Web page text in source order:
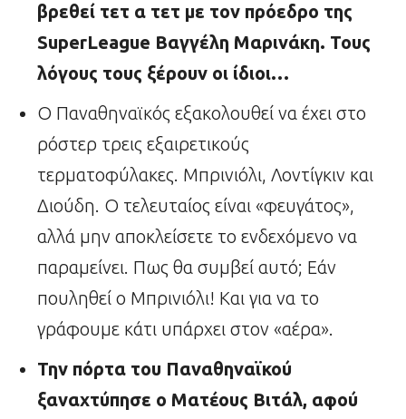
βρεθεί τετ α τετ με τον πρόεδρο της
SuperLeague Βαγγέλη Μαρινάκη. Τους
λόγους τους ξέρουν οι ίδιοι…
Ο Παναθηναϊκός εξακολουθεί να έχει στο
ρόστερ τρεις εξαιρετικούς
τερματοφύλακες. Μπρινιόλι, Λοντίγκιν και
Διούδη. Ο τελευταίος είναι «φευγάτος»,
αλλά μην αποκλείσετε το ενδεχόμενο να
παραμείνει. Πως θα συμβεί αυτό; Εάν
πουληθεί ο Μπρινιόλι! Και για να το
γράφουμε κάτι υπάρχει στον «αέρα».
Την πόρτα του Παναθηναϊκού
ξαναχτύπησε ο Ματέους Βιτάλ, αφού